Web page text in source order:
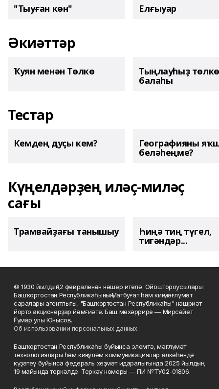
"Тыуған көн" Елғыуар
Әкиәттәр
Ҡуян менән Төлкө Тыңлауһыҙ төлкө
балаһы
Тестар
Кемдең дуҫы кем? Географияны
беләһеңме?
Күңелдәрҙең иләҫ-миләҫ
сағы
Трамвайҙағы танышыу Һиңә тиң түгел,
тигәндәр...
© 1930 йылдың 12 февраленән нәшер ителә. Ойоштороусылары:
Башҡортостан Республикаһының Матбуғат һәм киң мәғлүмәт
саралары агентлығы, "Башҡортостан Республикаһы" нәшриәт
йорто акционерҙар йәмғиәте. Баш мөхәррире — Мирсәйет
Ғүмәр улы Юнысов.
Об использовании персональных данных
Башҡортостан Республикаһы буйынса элемтә, мәғлүмәт
технологиялары һәм киңкүләм коммуникациялар өлкәһендә
күҙәтеү буйынса федераль хеҙмәт идаралығында 2025 йылдың
19 майында теркәлде. Теркәү номеры — ПИ №ТУ02-01806.